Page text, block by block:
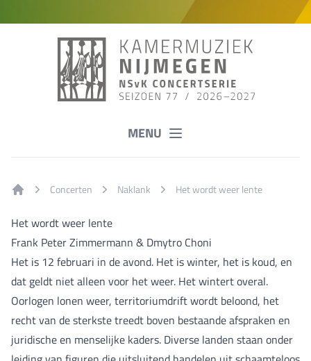
MENU
Concerten Naklank Het wordt weer lente
Het wordt weer lente
Frank Peter Zimmermann & Dmytro Choni
Het is 12 februari in de avond. Het is winter, het is koud, en
dat geldt niet alleen voor het weer. Het wintert overal.
Oorlogen lonen weer, territoriumdrift wordt beloond, het
recht van de sterkste treedt boven bestaande afspraken en
juridische en menselijke kaders. Diverse landen staan onder